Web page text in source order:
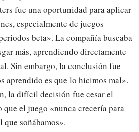
fue una oportunidad para aplicar
especialmente de juegos
beta». La compañía buscaba
más, aprendiendo directamente
Sin embargo, la conclusión fue
aprendido es que lo hicimos mal».
la difícil decisión fue cesar el
el juego «nunca crecería para
soñábamos».